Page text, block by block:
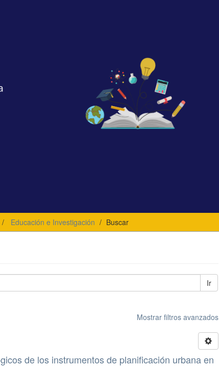
Educación e Investigación Buscar
Ir
Mostrar filtros avanzados
de los instrumentos de planificación urbana en